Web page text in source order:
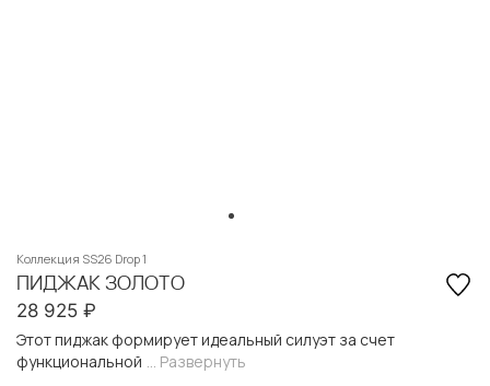
Коллекция SS26 Drop 1
ПИДЖАК ЗОЛОТО
28 925 ₽
Этот пиджак формирует идеальный силуэт за счет
функциональной
... Развернуть